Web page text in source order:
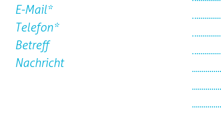
E-Mail*
Telefon*
Betreff
Nachricht